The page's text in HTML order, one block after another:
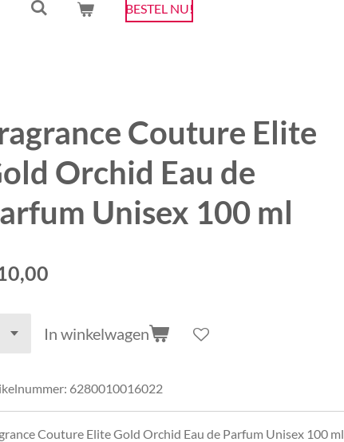
BESTEL NU!
Couture Elite
Orchid Eau de
Unisex 100 ml
In winkelwagen
6280010016022
Couture Elite Gold Orchid Eau de Parfum Unisex 100 ml